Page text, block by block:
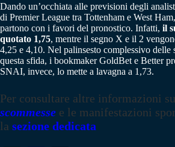
Dando un’occhiata alle previsioni degli
di Premier League tra Tottenham e West
partono con i favori del pronostico. Infatti, il
quotato 1,75, mentre il segno X e il 2
4,25 e 4,10. Nel palinsesto complessivo delle
questa sfida, i bookmaker GoldBet e Better
SNAI, invece, lo mette a lavagna a 1,73.
Per consultare altre informazioni
scommesse e le manifestazioni
la sezione dedicata